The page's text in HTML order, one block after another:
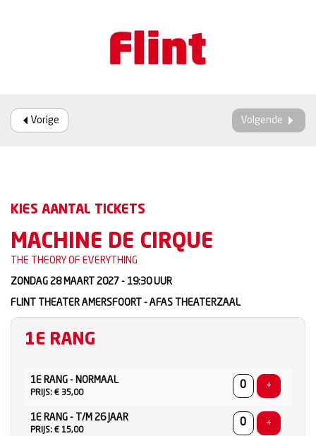
Vorige Volgende
KIES AANTAL TICKETS
MACHINE DE CIRQUE
THE THEORY OF EVERYTHING
ZONDAG 28 MAART 2027 - 19:30UUR
FLINT THEATER AMERSFOORT - AFAS THEATERZAAL
1E RANG
1E RANG - NORMAAL
PRIJS: € 35,00
+
1E RANG - T/M 26 JAAR
PRIJS: € 15,00
+